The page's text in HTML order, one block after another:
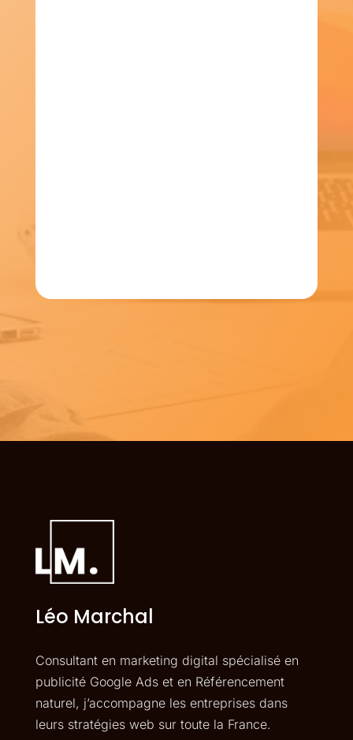
Léo Marchal
Consultant en marketing digital spécialisé en
publicité Google Ads et en Référencement
naturel, j’accompagne les entreprises dans
leurs stratégies web sur toute la France.